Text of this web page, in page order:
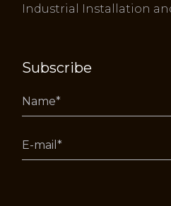
Industrial Installation
Subscribe